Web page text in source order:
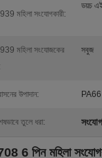
মহিলা সংযোগকারী:
ডয়চ
মহিলা সংযোজকের
সবুজ
উপাদান: PA66
তুলে ধরা:
6 পিন মহিলা